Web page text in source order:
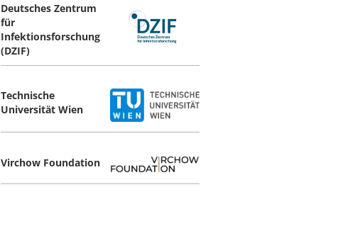
Deutsches Zentrum
für
Infektionsforschung
(DZIF)
Technische
Universität Wien
Virchow Foundation